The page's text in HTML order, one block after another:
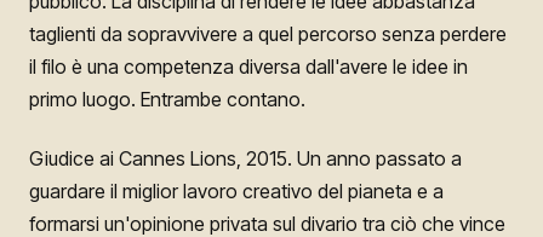
taglienti da sopravvivere a quel percorso senza perdere
il filo è una competenza diversa dall'avere le idee in
primo luogo. Entrambe contano.
Giudice ai Cannes Lions, 2015. Un anno passato a
guardare il miglior lavoro creativo del pianeta e a
formarsi un'opinione privata sul divario tra ciò che vince